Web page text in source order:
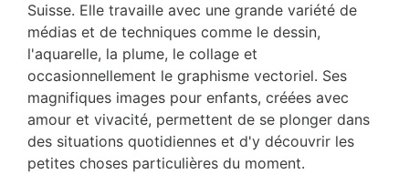
Suisse. Elle travaille avec une grande variété de
médias et de techniques comme le dessin,
l'aquarelle, la plume, le collage et
occasionnellement le graphisme vectoriel. Ses
magnifiques images pour enfants, créées avec
amour et vivacité, permettent de se plonger dans
des situations quotidiennes et d'y découvrir les
petites choses particulières du moment.